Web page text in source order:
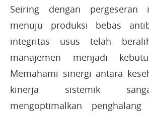
Seiring dengan pergeseran
menuju produksi bebas
integritas usus telah
manajemen menjadi
Memahami sinergi antara
kinerja sistemik
mengoptimalkan